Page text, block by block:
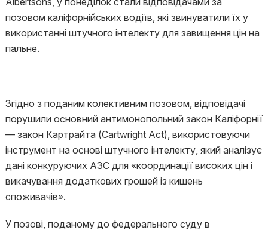
позовом каліфорнійських водіїв, які звинуватили їх у
використанні штучного інтелекту для завищення цін на
пальне.
Згідно з поданим колективним позовом, відповідачі
порушили основний антимонопольний закон Каліфорнії
— закон Картрайта (Cartwright Act), використовуючи
інструмент на основі штучного інтелекту, який аналізує
дані конкуруючих АЗС для «координації високих цін і
викачування додаткових грошей із кишень
споживачів».
У позові, поданому до федерального суду в